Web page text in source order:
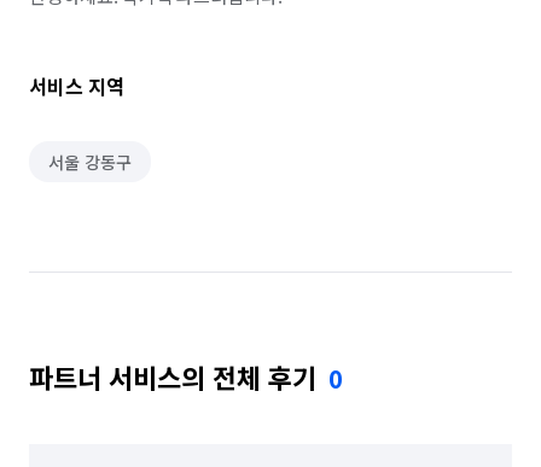
곰팡이 제거
서비스 지역
서울 강동구
파트너 서비스의 전체 후기 0